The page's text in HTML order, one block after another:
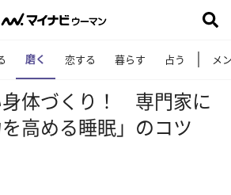
磨く 恋する 暮らす 占う メ
体づくり！ 専門家に
高める睡眠」のコツ